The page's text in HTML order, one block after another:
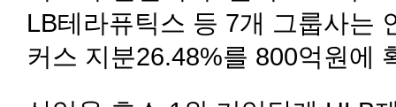
LB테라퓨틱스 등 7개 그룹사는
커스 지분26.48%를 800억원에